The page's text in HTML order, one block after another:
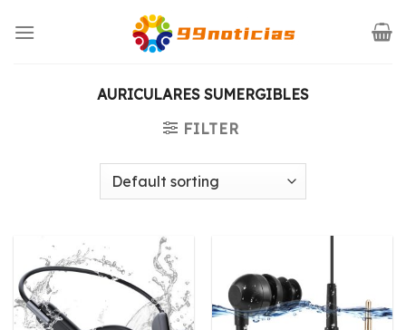
AURICULARES SUMERGIBLES
FILTER